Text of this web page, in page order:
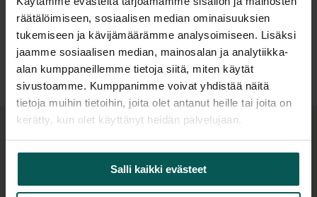
räätälöimiseen, sosiaalisen median ominaisuuksien
tukemiseen ja kävijämäärämme analysoimiseen. Lisäksi
jaamme sosiaalisen median, mainosalan ja analytiikka-
alan kumppaneillemme tietoja siitä, miten käytät
sivustoamme. Kumppanimme voivat yhdistää näitä
tietoja muihin tietoihin, joita olet antanut heille tai joita on
kerätty, kun olet käyttänyt heidän palvelujaan.
Salli kaikki evästeet
valetusta istuinosasta. Pehmusteena käytetään
polyuretaanivaahtoa, joka tarjoaa tasapainoisen
tuen ja istuinmukavuuden. Selkänojan rakenteessa
hyödynnetään zig-zag-jousitusta, joka mukautuu
käyttäjän selkään ja parantaa käyttömukavuutta
pidemmässä istumisessa.
kangasvaihtoehdoissa, ja tuoli voidaan toteuttaa
myös kaksivärisenä.
Tiedostot
Samaa sarjaa